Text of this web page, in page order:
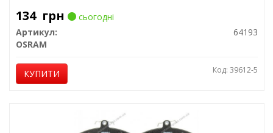
134 грн
сьогодні
Артикул:
64193
OSRAM
КУПИТИ Код: 39612-5